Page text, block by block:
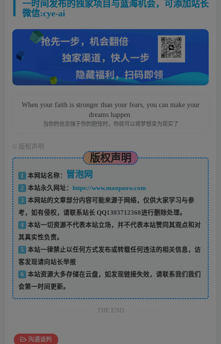
一时间发布的独家项目与蓝海机会，可添加站长
微信:cye-ai
When your faith is stronger than your fears, you can make your
dreams happen.
当你的信念强于你的胆怯时，你就可以将梦想变为现实了
版权声明
版权声明
1 本网站名称： 冒泡网
2 本站永久网址： https://www.maopaow.com
3
本网站的文章部分内容可能来源于网络，仅供大家学习与参
考，如有侵权，请联系站长 QQ1303712368进行删除处理。
4
本站一切资源不代表本站立场，并不代表本站赞同其观点和对
其真实性负责。
5
本站一律禁止以任何方式发布或转载任何违法的相关信息，访
客发现请向站长举报
6
本站资源大多存储在云盘，如发现链接失效，请联系我们我们
会第一时间更新。
THE END
沟通谈判